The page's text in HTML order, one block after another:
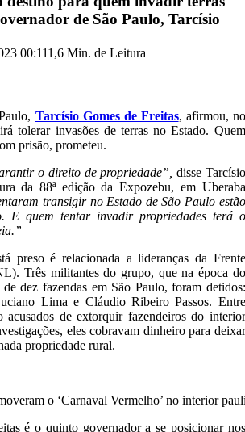
de São Paulo, Tarcísio
00:111,6 Min. de Leitura
Tarcísio Gomes de Freitas, afirmou, no
tolerar invasões de terras no Estado. Quem
prisão, prometeu.
o direito de propriedade”, disse Tarcísio
da 88ª edição da Expozebu, em Uberaba
transigir no Estado de São Paulo estão
E quem tentar invadir propriedades terá o
preso é relacionada a lideranças da Frente
Três militantes do grupo, que na época do
dez fazendas em São Paulo, foram detidos:
Lima e Cláudio Ribeiro Passos. Entre
acusados de extorquir fazendeiros do interior
eles cobravam dinheiro para deixar
propriedade rural.
o ‘Carnaval Vermelho’ no interior
é o quinto governador a se posicionar nos